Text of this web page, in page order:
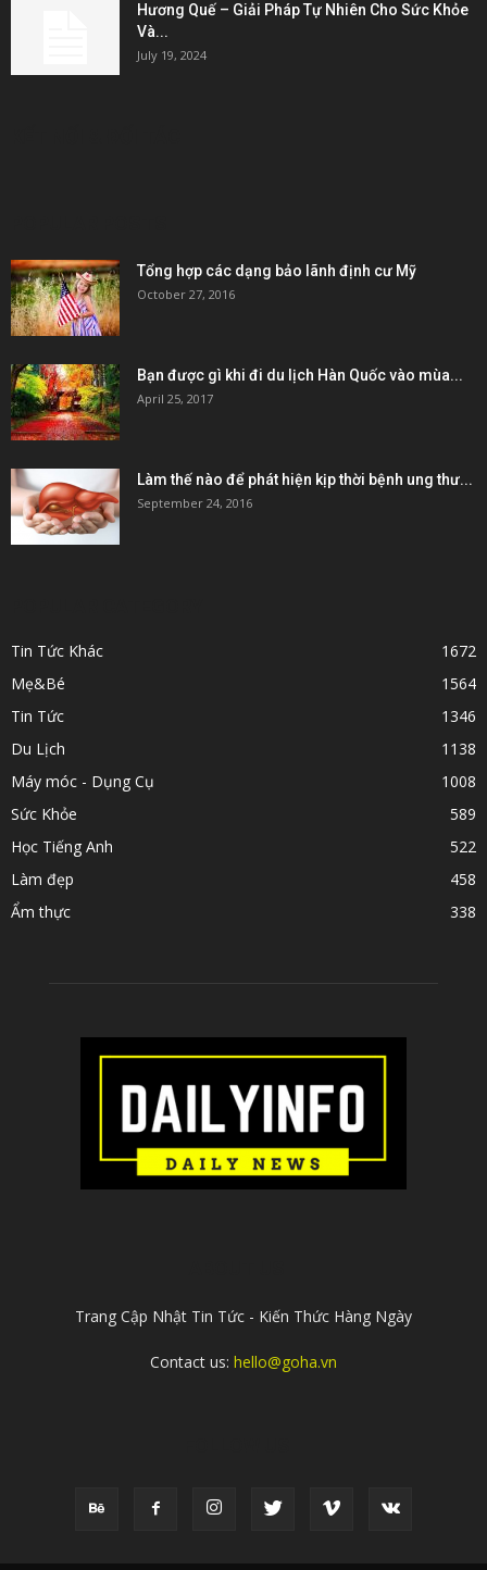
Hương Quế – Giải Pháp Tự Nhiên Cho Sức Khỏe
Và...
July 19, 2024
Tổng hợp các dạng bảo lãnh định cư Mỹ
October 27, 2016
Bạn được gì khi đi du lịch Hàn Quốc vào mùa...
April 25, 2017
Làm thế nào để phát hiện kịp thời bệnh ung thư...
September 24, 2016
Tin Tức Khác
1672
Mẹ&Bé
1564
Tin Tức
1346
Du Lịch
1138
Máy móc - Dụng Cụ
1008
Sức Khỏe
589
Học Tiếng Anh
522
Làm đẹp
458
Ẩm thực
338
Trang Cập Nhật Tin Tức - Kiến Thức Hàng Ngày
Contact us: hello@goha.vn